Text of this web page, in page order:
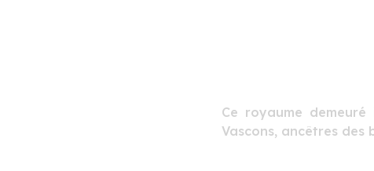
Ce royaume
Vascons, ancêtres des